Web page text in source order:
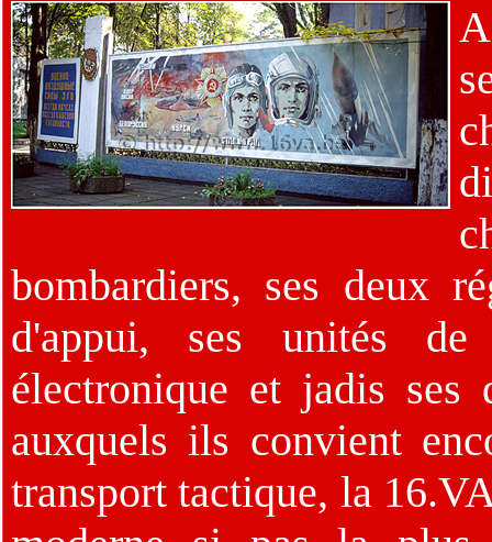
bombardiers, ses deux
d'appui, ses unités de
électronique et jadis ses
auxquels ils convient
transport tactique, la